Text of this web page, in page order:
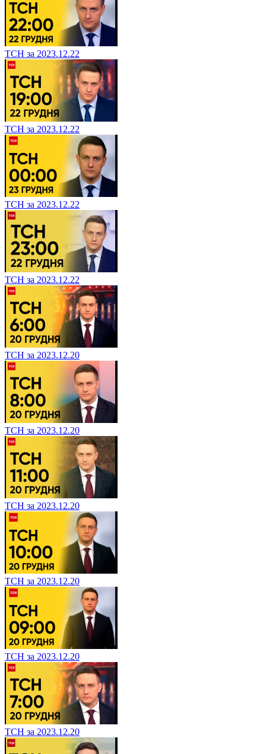
ТСН за 2023.12.22
ТСН за 2023.12.22
ТСН за 2023.12.22
ТСН за 2023.12.22
ТСН за 2023.12.20
ТСН за 2023.12.20
ТСН за 2023.12.20
ТСН за 2023.12.20
ТСН за 2023.12.20
ТСН за 2023.12.20